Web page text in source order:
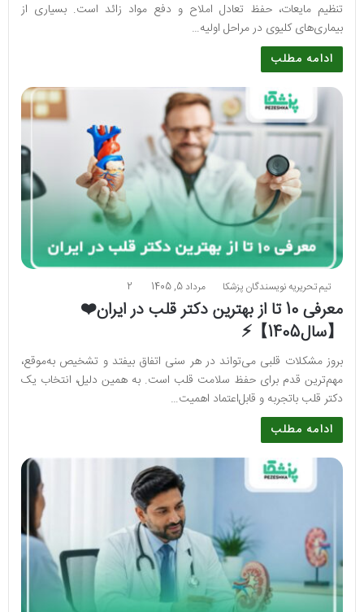
تنظیم مایعات، حفظ تعادل املاح و دفع مواد زائد است. بسیاری از
بیماری‌های کلیوی در مراحل اولیه…
ادامه مطلب
تیم تحریریه نویسندگان پزشکا مرداد 5, 1405 2
معرفی 10 تا از بهترین دکتر قلب در ایران❤️
【سال1405】⚡️
بروز مشکلات قلبی می‌تواند در هر سنی اتفاق بیفتد و تشخیص به‌موقع،
مهم‌ترین قدم برای حفظ سلامت قلب است. به همین دلیل، انتخاب یک
دکتر قلب باتجربه و قابل‌اعتماد اهمیت…
ادامه مطلب